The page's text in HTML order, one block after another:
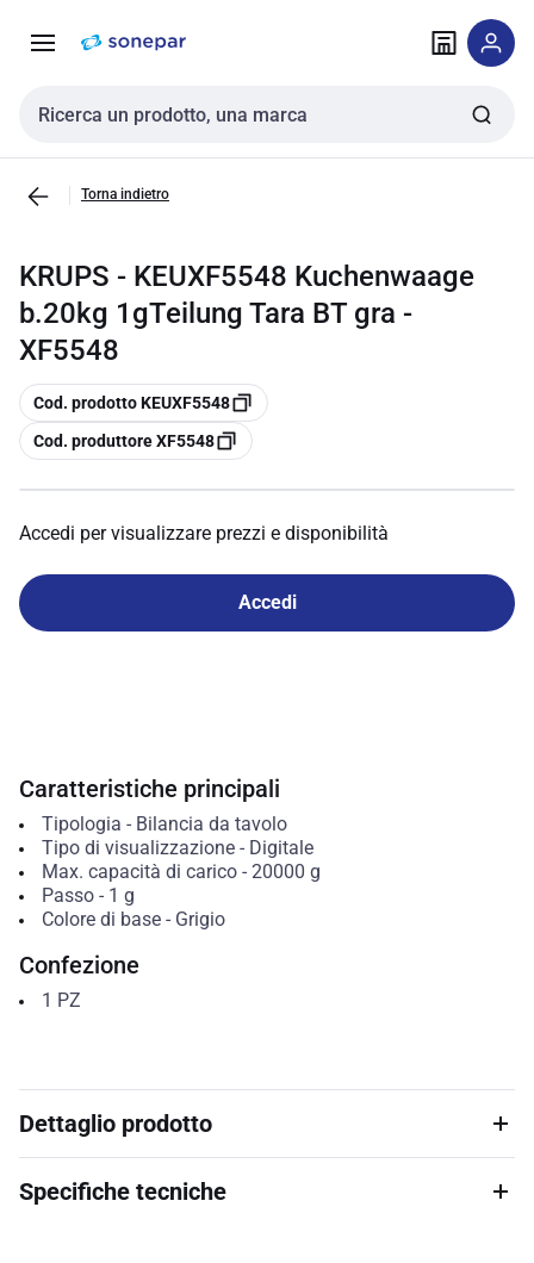
navigazione alla
Cerca input
Torna indietro
KRUPS - KEUXF5548 Kuchenwaage
b.20kg 1gTeilung Tara BT gra -
XF5548
copia
Cod. prodotto KEUXF5548
copia
Cod. produttore XF5548
Accedi per visualizzare prezzi e disponibilità
Accedi
Caratteristiche principali
Tipologia - Bilancia da tavolo
Tipo di visualizzazione- Digitale
Max. capacità di carico- 20000 g
Passo- 1 g
Colore di base- Grigio
Confezione
1 PZ
Dettaglio prodotto
Specifiche tecniche